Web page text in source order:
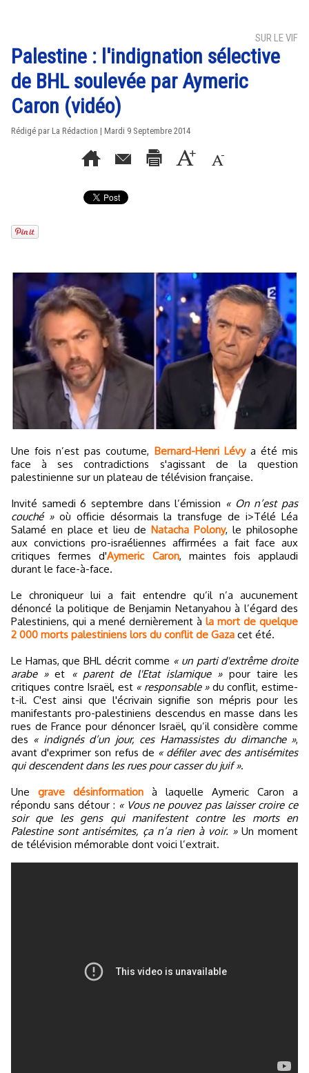
SUR LE VIF
Palestine : l'indignation sélective
de BHL soulevée par Aymeric
Caron (vidéo)
Rédigé par La Rédaction | Mardi 9 Septembre 2014
Une fois n’est pas coutume, Bernard-Henri Lévya été mis
face à ses contradictions s'agissant de la question
palestinienne sur un plateau de télévision française.
Invité samedi 6 septembre dans l’émission « On n’est pas
couché »où officie désormais la transfuge de i>Télé Léa
Salamé en place et lieu deNatacha Polony, le philosophe
aux convictions pro-israéliennes affirmées a fait face aux
critiques fermes d'Aymeric Caron, maintes fois applaudi
durant le face-à-face.
Le chroniqueur lui a fait entendre qu’il n’a aucunement
dénoncé la politique de Benjamin Netanyahou à l’égard des
Palestiniens, qui a mené dernièrement à la mort de quelque
2 000 morts palestiniens lors du conflit de Gaza cet été.
Le Hamas, que BHL décrit comme « un parti d'extrême droite
arabe »et « parent de l'Etat islamique »pour taire les
critiques contre Israël, est « responsable »du conflit, estime-
t-il. C'est ainsi que l'écrivain signifie son mépris pour les
manifestants pro-palestiniens descendus en masse dans les
rues de France pour dénoncer Israël, qu’il considère comme
des « indignés d’un jour, ces Hamassistes du dimanche »,
avant d'exprimer son refus de « défiler avec des antisémites
qui descendent dans les rues pour casser du juif ».
Une grave désinformation à laquelle Aymeric Caron a
répondu sans détour : « Vous ne pouvez pas laisser croire ce
soir que les gens qui manifestent contre les morts en
Palestine sont antisémites, ça n’a rien à voir. »Un moment
de télévision mémorable dont voici l’extrait.